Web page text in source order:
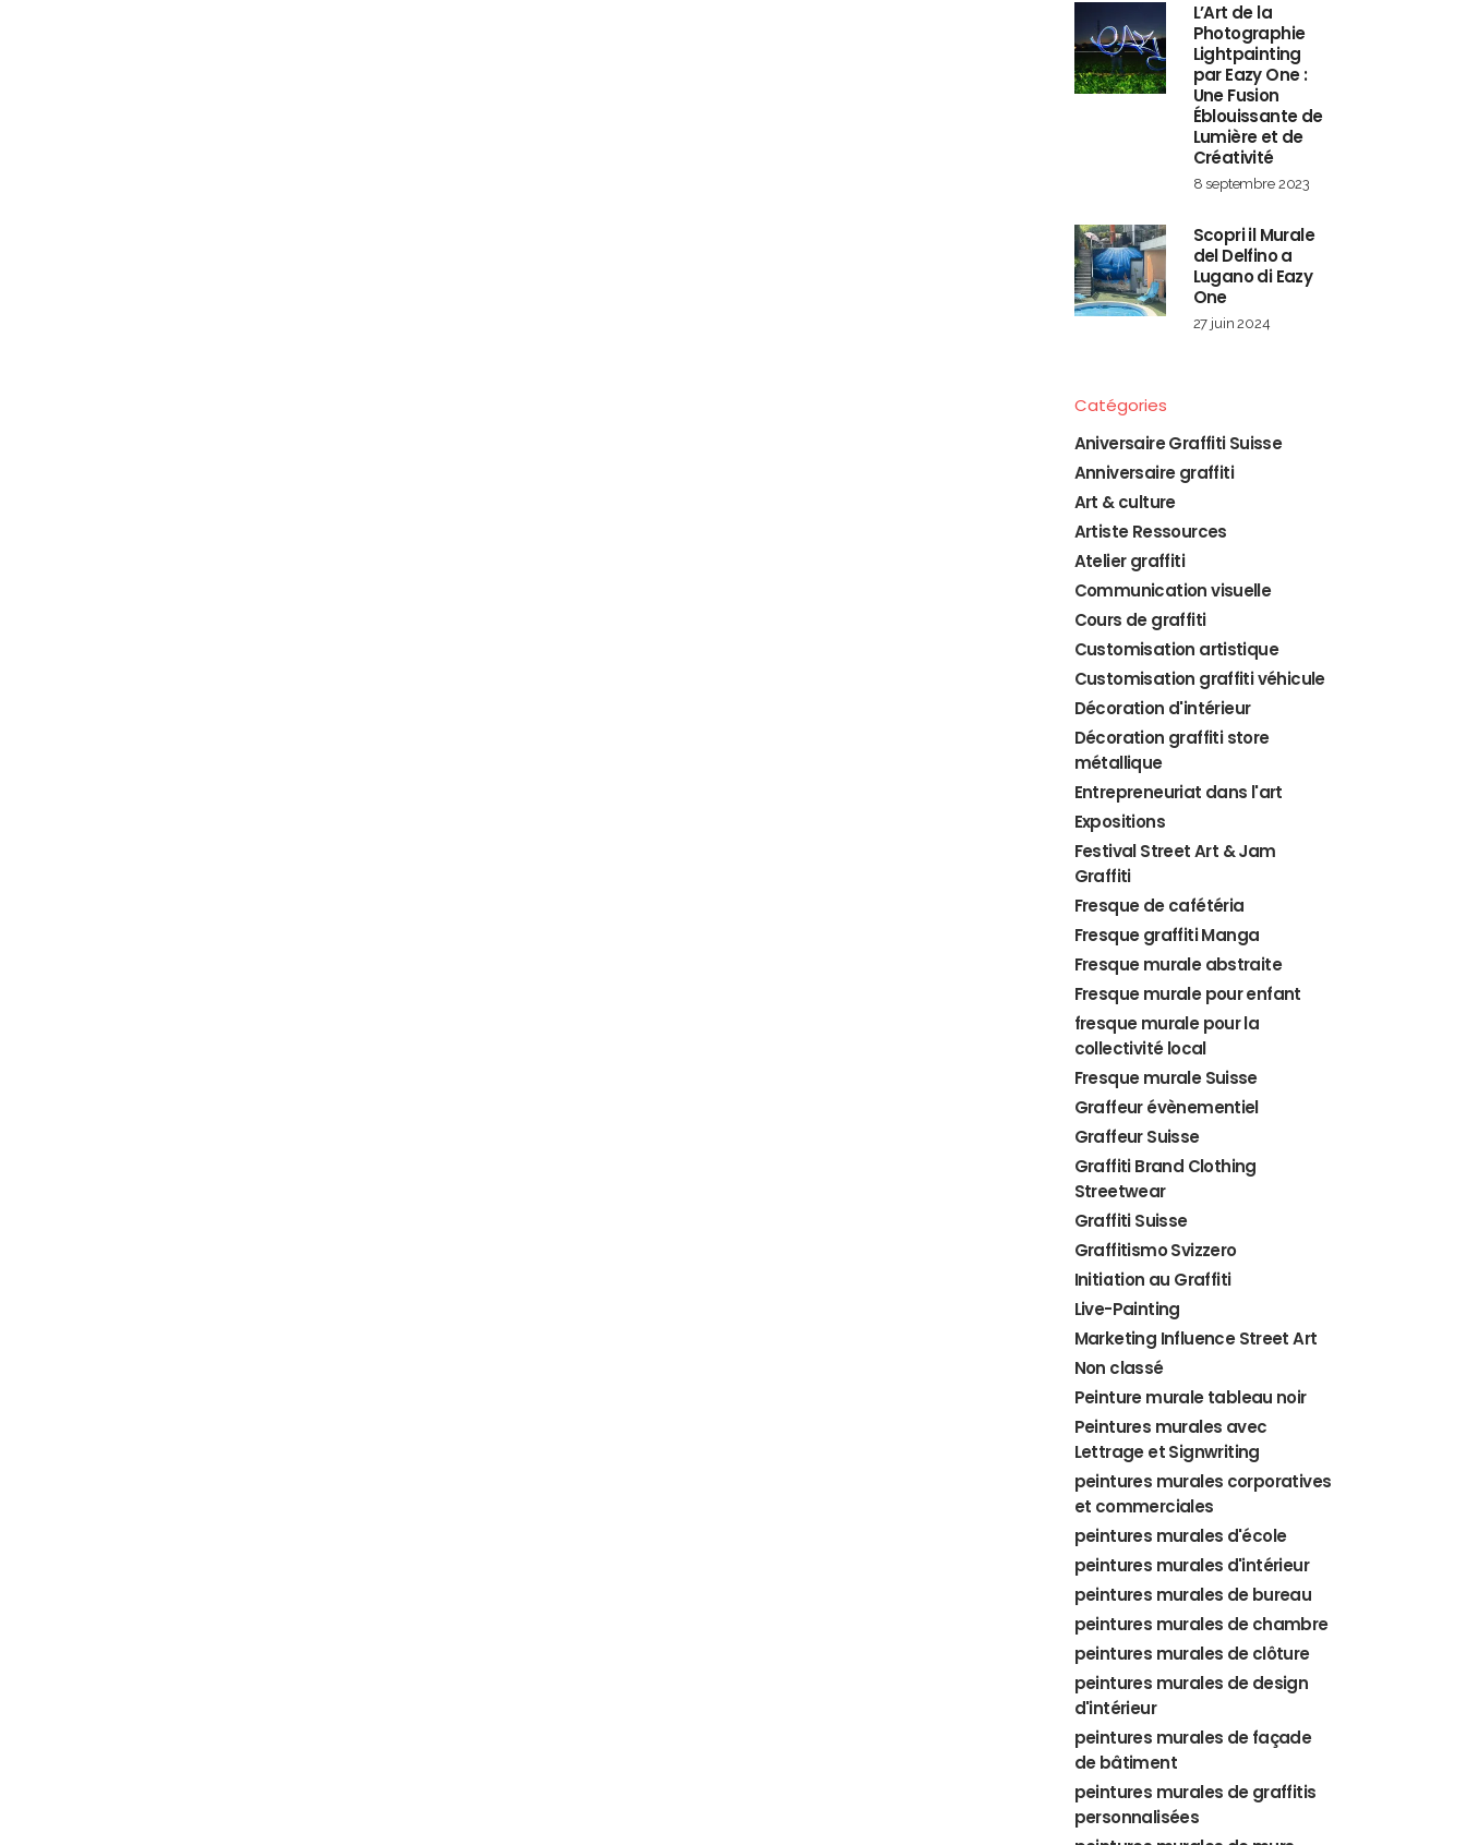
L’Art de la
Photographie
Lightpainting
par Eazy One :
Une Fusion
Éblouissante de
Lumière et de
Créativité
8 septembre 2023
Scopri il Murale
del Delfino a
Lugano di Eazy
One
27 juin 2024
Catégories
Aniversaire Graffiti Suisse
Anniversaire graffiti
Art & culture
Artiste Ressources
Atelier graffiti
Communication visuelle
Cours de graffiti
Customisation artistique
Customisation graffiti véhicule
Décoration d'intérieur
Décoration graffiti store
métallique
Entrepreneuriat dans l'art
Expositions
Festival Street Art & Jam
Graffiti
Fresque de cafétéria
Fresque graffiti Manga
Fresque murale abstraite
Fresque murale pour enfant
fresque murale pour la
collectivité local
Fresque murale Suisse
Graffeur évènementiel
Graffeur Suisse
Graffiti Brand Clothing
Streetwear
Graffiti Suisse
Graffitismo Svizzero
Initiation au Graffiti
Live-Painting
Marketing Influence Street Art
Non classé
Peinture murale tableau noir
Peintures murales avec
Lettrage et Signwriting
peintures murales corporatives
et commerciales
peintures murales d'école
peintures murales d'intérieur
peintures murales de bureau
peintures murales de chambre
peintures murales de clôture
peintures murales de design
d'intérieur
peintures murales de façade
de bâtiment
peintures murales de graffitis
personnalisées